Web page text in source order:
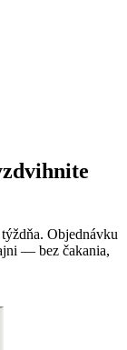
Objednávku
— bez čakania,